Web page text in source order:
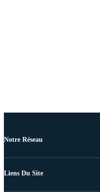
Notre Réseau
Liens Du Site